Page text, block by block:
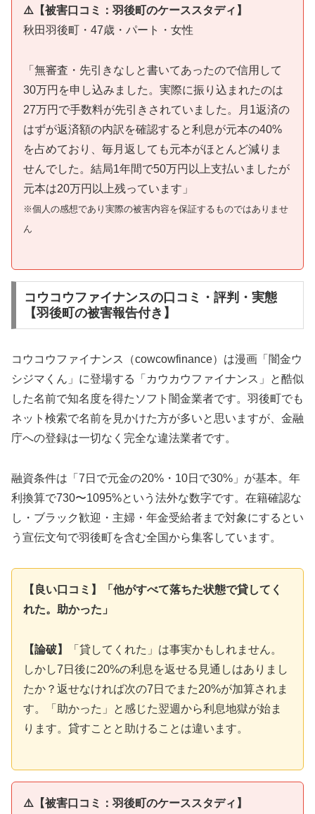
⚠️【被害口コミ：羽後町のケーススタディ】
秋田羽後町・47歳・パート・女性
「無審査・先引きなしと書いてあったので信用して
30万円を申し込みました。実際に振り込まれたのは
27万円で手数料が先引きされていました。月1返済の
はずが返済額の内訳を確認すると利息が元本の40%
を占めており、毎月返しても元本がほとんど減りま
せんでした。結局1年間で50万円以上支払いましたが
元本は20万円以上残っています」
※個人の感想であり実際の被害内容を保証するものではありませ
ん
コウコウファイナンスの口コミ・評判・実態
【羽後町の被害報告付き】
コウコウファイナンス（cowcowfinance）は漫画「闇金ウ
シジマくん」に登場する「カウカウファイナンス」と酷似
した名前で知名度を得たソフト闇金業者です。羽後町でも
ネット検索で名前を見かけた方が多いと思いますが、金融
庁への登録は一切なく完全な違法業者です。
融資条件は「7日で元金の20%・10日で30%」が基本。年
利換算で730〜1095%という法外な数字です。在籍確認な
し・ブラック歓迎・主婦・年金受給者まで対象にするとい
う宣伝文句で羽後町を含む全国から集客しています。
【良い口コミ】「他がすべて落ちた状態で貸してく
れた。助かった」
【論破】
「貸してくれた」は事実かもしれません。
しかし7日後に20%の利息を返せる見通しはありまし
たか？返せなければ次の7日でまた20%が加算されま
す。「助かった」と感じた翌週から利息地獄が始ま
ります。貸すことと助けることは違います。
⚠️【被害口コミ：羽後町のケーススタディ】